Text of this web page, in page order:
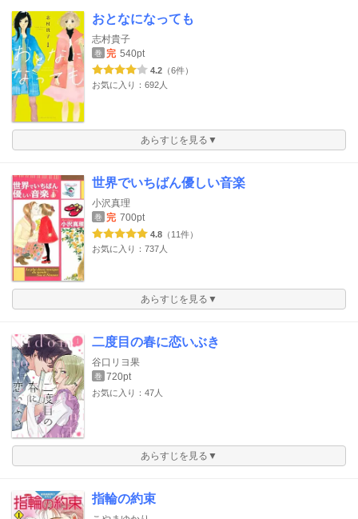
おとなになっても
志村貴子
巻 完 540pt
4.2 （6件）
お気に入り：692人
あらすじを見る▼
世界でいちばん優しい音楽
小沢真理
巻 完 700pt
4.8 （11件）
お気に入り：737人
あらすじを見る▼
二度目の春に恋いぶき
谷口リヨ果
巻 720pt
お気に入り：47人
あらすじを見る▼
指輪の約束